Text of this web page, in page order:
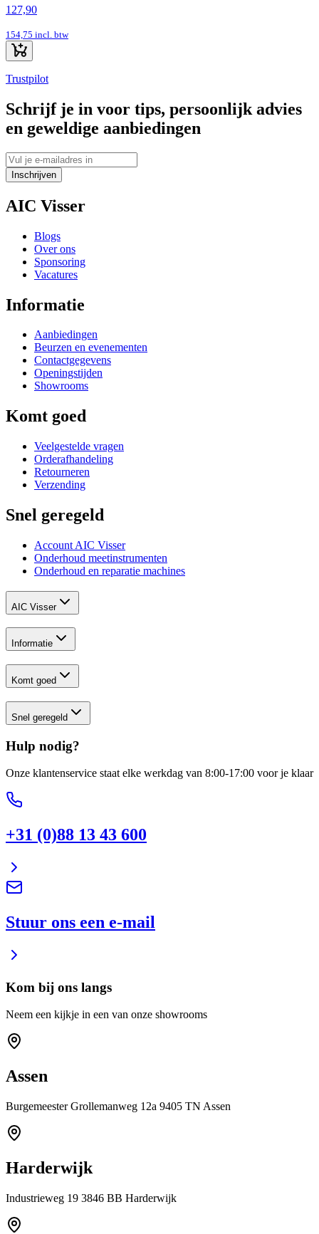
127,90
154,75 incl. btw
Trustpilot
Schrijf je in voor tips, persoonlijk advies
en geweldige aanbiedingen
Inschrijven
AIC Visser
Blogs
Over ons
Sponsoring
Vacatures
Informatie
Aanbiedingen
Beurzen en evenementen
Contactgegevens
Openingstijden
Showrooms
Komt goed
Veelgestelde vragen
Orderafhandeling
Retourneren
Verzending
Snel geregeld
Account AIC Visser
Onderhoud meetinstrumenten
Onderhoud en reparatie machines
AIC Visser
Informatie
Komt goed
Snel geregeld
Hulp nodig?
Onze klantenservice staat elke werkdag van 8:00-17:00 voor je klaar
+31 (0)88 13 43 600
Stuur ons een e-mail
Kom bij ons langs
Neem een kijkje in een van onze showrooms
Assen
Burgemeester Grollemanweg 12a 9405 TN Assen
Harderwijk
Industrieweg 19 3846 BB Harderwijk